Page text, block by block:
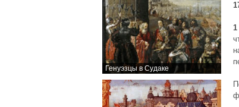
Генуэзцы в Судаке
1